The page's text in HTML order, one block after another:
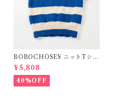
BOBOCHOSES ニットTシャ
ツ(ボーダー)
¥5,808
40%OFF